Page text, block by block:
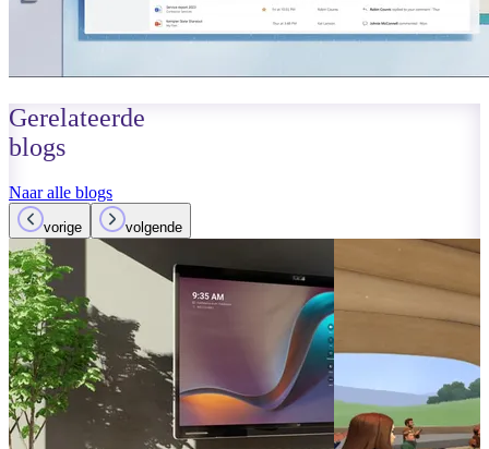
Gerelateerde
blogs
Naar alle blogs
vorige volgende
02 september 2023
Lees meer
Microsofts
Doorbraak
van Mobiele